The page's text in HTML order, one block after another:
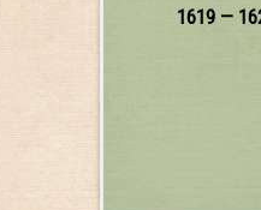
1619 —